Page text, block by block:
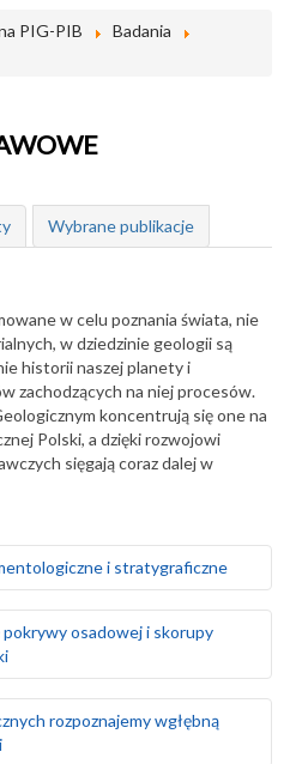
PIG-PIB
Badania
Wybrane publikacje
w celu poznania świata, nie
w dziedzinie geologii są
historii naszej planety i
zachodzących na niej procesów.
koncentrują się one na
Polski, a dzięki rozwojowi
sięgają coraz dalej w
i stratygraficzne
Polski i Europy, zarówno na
pod nią
i makroplaeontologicznych
wiek skał
stratygrafii
osadowej i skorupy
w odsłonięciach
wiertniczych
rozpoznajemy wgłębną